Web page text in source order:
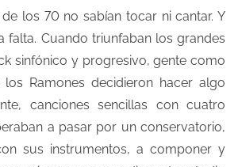
los 70 no sabían tocar ni cantar. Y
falta. Cuando triunfaban los grandes
sinfónico y progresivo, gente como
Ramones decidieron hacer algo
canciones sencillas con cuatro
a pasar por un conservatorio,
sus instrumentos, a componer y